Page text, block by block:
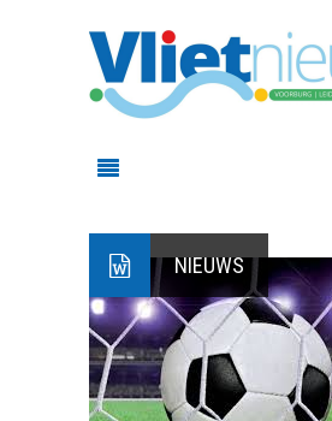
NIEUWS